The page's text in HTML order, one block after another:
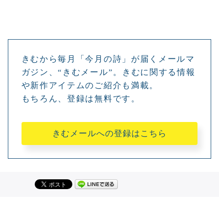
きむから毎月「今月の詩」が届くメールマ
ガジン、“きむメール”。きむに関する情報
や新作アイテムのご紹介も満載。
もちろん、登録は無料です。
きむメールへの登録はこちら